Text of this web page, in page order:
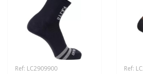
Ref: LC2909900 Ref: